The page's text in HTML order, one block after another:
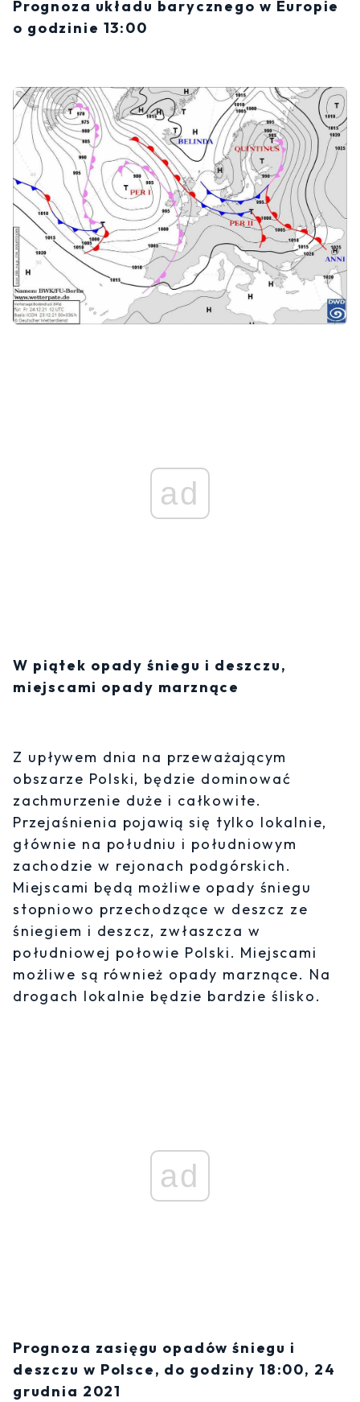
Prognoza układu barycznego w Europie
o godzinie 13:00
ad
W piątek opady śniegu i deszczu,
miejscami opady marznące
Z upływem dnia na przeważającym
obszarze Polski, będzie dominować
zachmurzenie duże i całkowite.
Przejaśnienia pojawią się tylko lokalnie,
głównie na południu i południowym
zachodzie w rejonach podgórskich.
Miejscami będą możliwe opady śniegu
stopniowo przechodzące w deszcz ze
śniegiem i deszcz, zwłaszcza w
południowej połowie Polski. Miejscami
możliwe są również opady marznące. Na
drogach lokalnie będzie bardzie ślisko.
ad
Prognoza zasięgu opadów śniegu i
deszczu w Polsce, do godziny 18:00, 24
grudnia 2021